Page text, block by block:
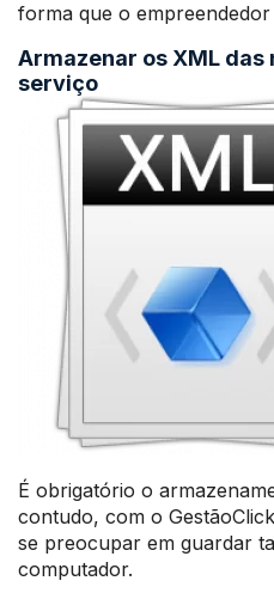
forma que o
Armazenar os XML
serviço
É obrigatório o
contudo, com o
se preocupar em guardar
computador.